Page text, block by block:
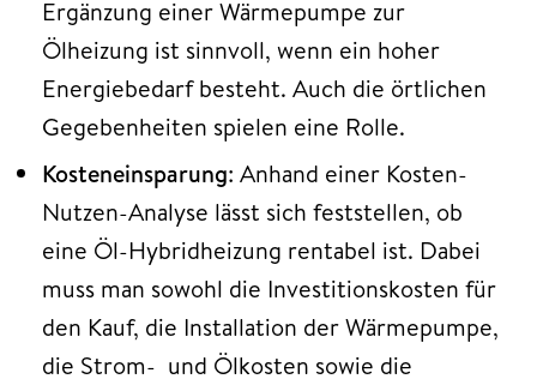
Ergänzung einer Wärmepumpe zur
Ölheizung ist sinnvoll, wenn ein hoher
Energiebedarf besteht. Auch die örtlichen
Gegebenheiten spielen eine Rolle.
Kosteneinsparung: Anhand einer Kosten-
Nutzen-Analyse lässt sich feststellen, ob
eine Öl-Hybridheizung rentabel ist. Dabei
muss man sowohl die Investitionskosten für
den Kauf, die Installation der Wärmepumpe,
die Strom- und Ölkosten sowie die